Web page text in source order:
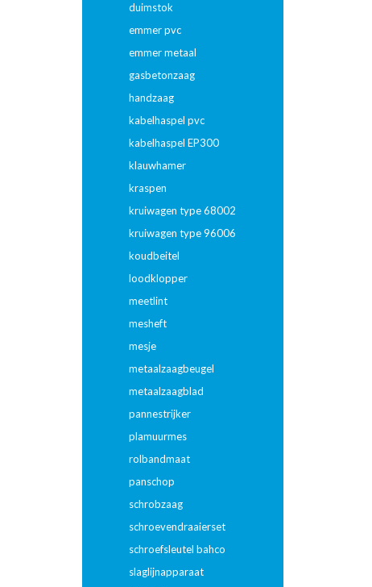
duimstok
emmer pvc
emmer metaal
gasbetonzaag
handzaag
kabelhaspel pvc
kabelhaspel EP300
klauwhamer
kraspen
kruiwagen type 68002
kruiwagen type 96006
koudbeitel
loodklopper
meetlint
mesheft
mesje
metaalzaagbeugel
metaalzaagblad
pannestrijker
plamuurmes
rolbandmaat
panschop
schrobzaag
schroevendraaierset
schroefsleutel bahco
slaglijnapparaat